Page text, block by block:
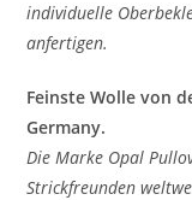
individuelle
anfertigen.
Feinste Wolle von
Germany.
Die Marke Opal
Strickfreunden